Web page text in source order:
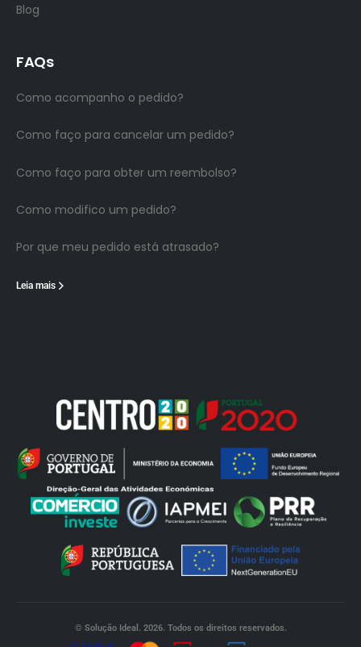
Blog
FAQs
Como acompanho o pedido?
Como faço para cancelar um pedido?
Como faço para obter um reembolso?
Como modifico um pedido?
Por que meu pedido está atrasado?
Leia mais
© Solução Ideal. 2026. Todos os direitos reservados.